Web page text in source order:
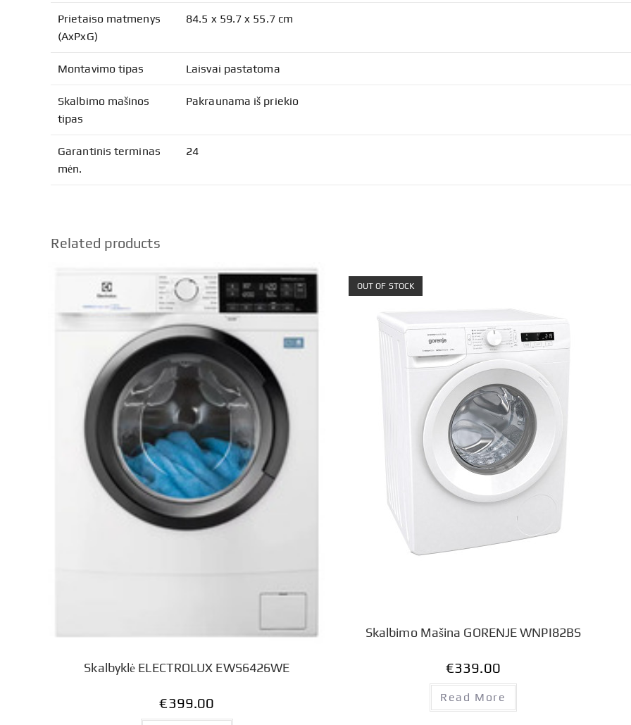
Prietaiso matmenys
(AxPxG)
84.5 x 59.7 x 55.7 cm
Montavimo tipas Laisvai pastatoma
Skalbimo mašinos
tipas
Pakraunama iš priekio
Garantinis terminas
mėn.
24
Related products
Skalbyklė ELECTROLUX EWS6426WE
€399.00
OUT OF STOCK
Skalbimo Mašina GORENJE WNPI82BS
€339.00
Read More